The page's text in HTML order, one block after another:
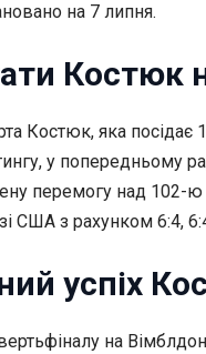
на 7 липня.
Костюк
Костюк, яка посідає
у попередньому
перемогу над 102-ю
США з рахунком 6:4,
успіх
на